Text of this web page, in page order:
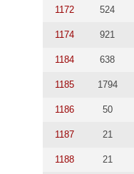
1172 524
1174 921
1184 638
1185 1794
1186 50
1187 21
1188 21